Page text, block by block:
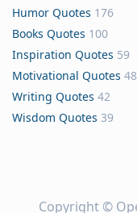
Humor Quotes 176
Books Quotes 100
Inspiration Quotes 59
Motivational Quotes 48
Writing Quotes 42
Wisdom Quotes 39
Copyright ©